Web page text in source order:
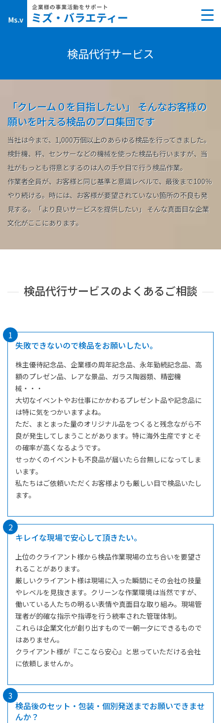
content
検品代行サービス
「クレーム０を目指したい」 そんなお客様の
願いを叶える検品のプロ集団です
当社は今まで、1,000万個以上のあらゆる検品を行ってきました。
検針機、秤、センサーなどの機械を使った検品も行いますが、当
社がもっとも得意とするのは人の手や目で行う検品作業。
作業者全員が、お客様と同じ基準と意識レベルで、最後まで100％
やり続ける。時には、お客様が要望されていない箇所の不良も発
見する。「より良いサービスを提供したい」 そんな真面目な企業
文化がここにあります。
検品代行サービスのよくあるご相談
1
失敗できないので検品をお願いしたい。
株主優待記念品、企業様の周年記念品、永年勤続記念品、高
額のプレゼン品、レアな景品、ガラス陶器類、精密機
械・・・
大切なイベントやお仕事にかかわるプレゼント品や記念品に
は特に気をつかいますよね。
ただ、まとまった量のオリジナル品をつくると残念ながら不
良が発生してしまうことがあります。特に海外生産ですとそ
の確率が高くなるようです。
せっかくのイベントも不良品が届いたら台無しになってしま
います。
私たちはご依頼いただくお客様よりも厳しい目で検品いたし
ます。
2
キレイな現場で安心して頂きたい。
上位のクライアント様から検品作業現場の立ち合いを要望さ
れることがあります。
厳しいクライアント様は現場に入った瞬間にその会社の技量
やレベルを見抜きます。クリーンな作業環境は当然ですが、
働いている人たちの明るい表情や真面目な取り組み。現場管
理者が的確な指示や指導を行う統率された管理体制。
これらは企業文化が創り出すもので一朝一夕にできるもので
はありません。
クライアント様が『ここなら安心』と思っていただける会社
に依頼しませんか。
3
検品後のセット・包装・個別発送までお願いできませ
んか？